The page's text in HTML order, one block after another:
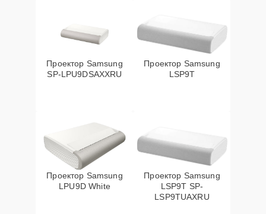
Проектор Samsung
SP-LPU9DSAXXRU
Проектор Samsung
LSP9T
Проектор Samsung
LPU9D White
Проектор Samsung
LSP9T SP-
LSP9TUAXRU